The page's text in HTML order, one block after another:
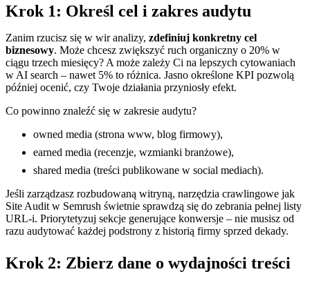
Krok 1: Określ cel i zakres audytu
Zanim rzucisz się w wir analizy, zdefiniuj konkretny cel
biznesowy. Może chcesz zwiększyć ruch organiczny o 20% w
ciągu trzech miesięcy? A może zależy Ci na lepszych cytowaniach
w AI search – nawet 5% to różnica. Jasno określone KPI pozwolą
później ocenić, czy Twoje działania przyniosły efekt.
Co powinno znaleźć się w zakresie audytu?
owned media (strona www, blog firmowy),
earned media (recenzje, wzmianki branżowe),
shared media (treści publikowane w social mediach).
Jeśli zarządzasz rozbudowaną witryną, narzędzia crawlingowe jak
Site Audit w Semrush świetnie sprawdzą się do zebrania pełnej listy
URL-i. Priorytetyzuj sekcje generujące konwersje – nie musisz od
razu audytować każdej podstrony z historią firmy sprzed dekady.
Krok 2: Zbierz dane o wydajności treści